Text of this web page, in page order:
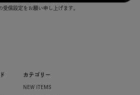
信設定をお願い申し上げます。
カテゴリー
NEW ITEMS